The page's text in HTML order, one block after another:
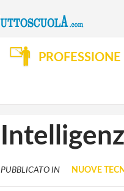
PUBBLICATO IN NUOVE